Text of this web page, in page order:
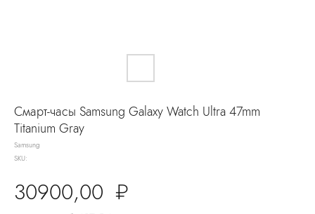
Смарт-часы Samsung Galaxy Watch Ultra 47mm
Titanium Gray
Samsung
SKU:
30900,00 ₽